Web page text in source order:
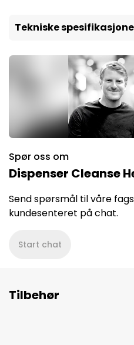
Tekniske
Spør oss om
Dispenser Cleanse
Send spørsmål til våre
kundesenteret på chat.
Start chat
Tilbehør